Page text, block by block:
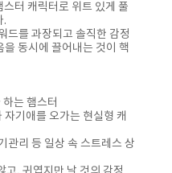
터 캐릭터로 위트 있게 풀
.
드를 과장되고 솔직한 감정
동시에 끌어내는 것이 핵
는 햄스터
기애를 오가는 현실형 캐
관리 등 일상 속 스트레스 상